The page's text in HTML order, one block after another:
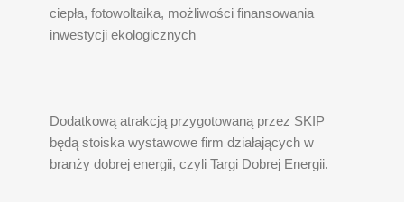
ciepła, fotowoltaika, możliwości finansowania
inwestycji ekologicznych
Dodatkową atrakcją przygotowaną przez SKIP
będą stoiska wystawowe firm działających w
branży dobrej energii, czyli Targi Dobrej Energii.